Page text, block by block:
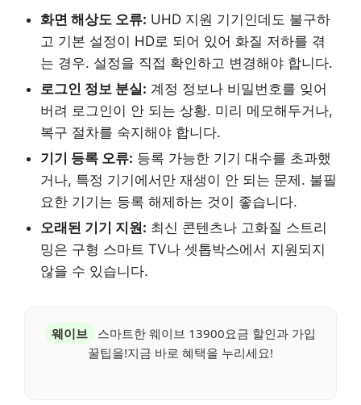
화면 해상도 오류: UHD 지원 기기인데도 불구하
고 기본 설정이 HD로 되어 있어 화질 저하를 겪
는 경우. 설정을 직접 확인하고 변경해야 합니다.
로그인 정보 분실: 계정 정보나 비밀번호를 잊어
버려 로그인이 안 되는 상황. 미리 메모해두거나,
복구 절차를 숙지해야 합니다.
기기 등록 오류: 등록 가능한 기기 대수를 초과했
거나, 특정 기기에서만 재생이 안 되는 문제. 불필
요한 기기는 등록 해제하는 것이 좋습니다.
오래된 기기 지원: 최신 콘텐츠나 고화질 스트리
밍은 구형 스마트 TV나 셋톱박스에서 지원되지
않을 수 있습니다.
웨이브
스마트한 웨이브 13900요금 할인과 가입
꿀팁을!지금 바로 혜택을 누리세요!